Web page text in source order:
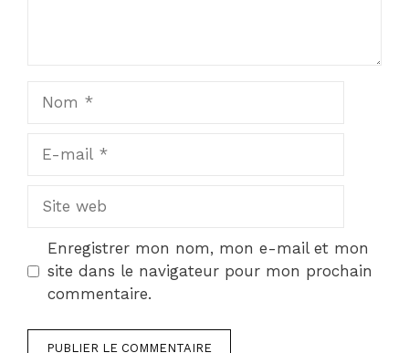
Site
Enregistrer mon nom, mon e-mail et mon
site dans le navigateur pour mon prochain
commentaire.